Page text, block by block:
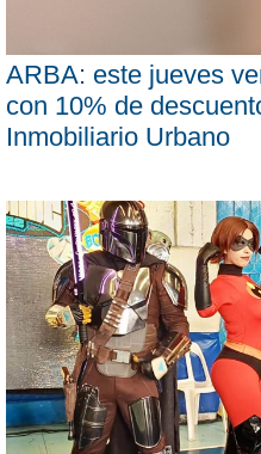
ARBA: este jueves
con 10% de
Inmobiliario Urbano